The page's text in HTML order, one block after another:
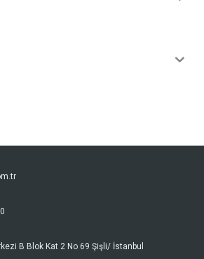
B Blok Kat 2 No 69 Şişli/ İstanbul